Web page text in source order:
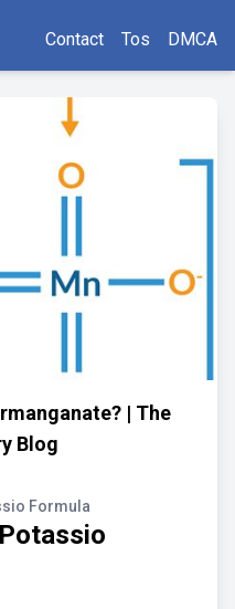
Contact Tos DMCA
| The
Blog
Formula